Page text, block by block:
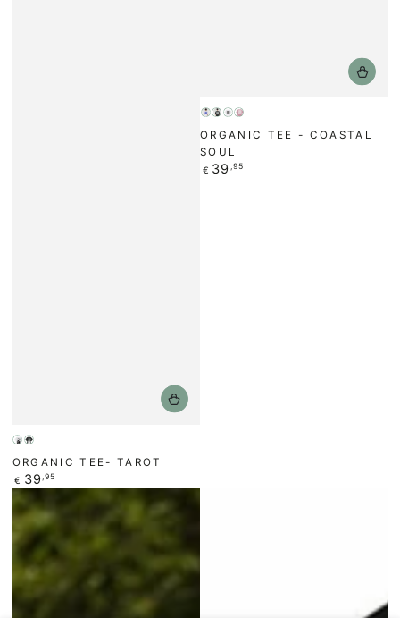
Weiß
/
Schwarz
ORGANIC TEE- TAROT
Regulärer
Preis
€ 39 ,95
Weiß
/
Blau
Schwarz
WeißLilac
dream
ORGANIC TEE - COASTAL
SOUL
Regulärer
€ 39 ,95